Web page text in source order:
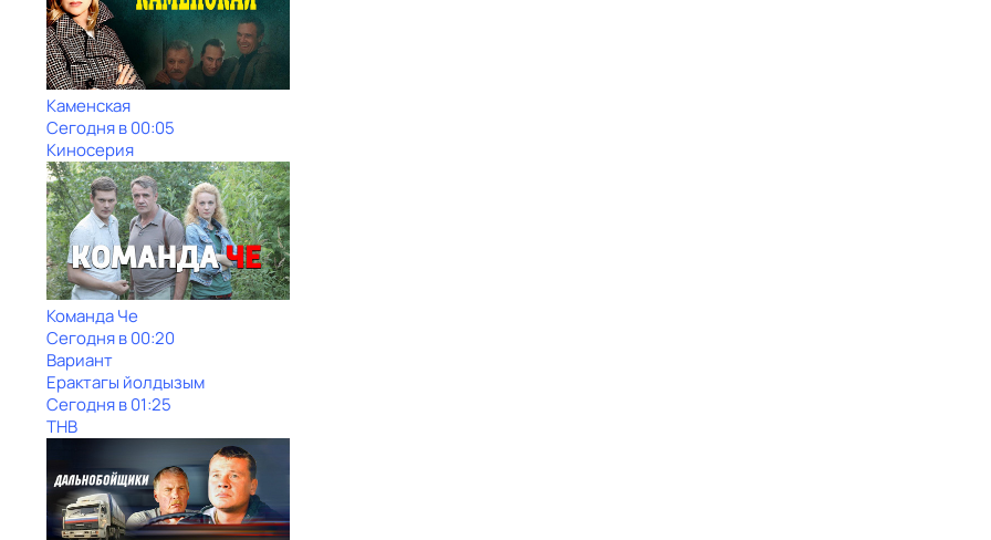
Каменская
Сегодня в 00:05
Киносерия
Команда Че
Сегодня в 00:20
Вариант
Ерактагы йолдызым
Сегодня в 01:25
ТНВ